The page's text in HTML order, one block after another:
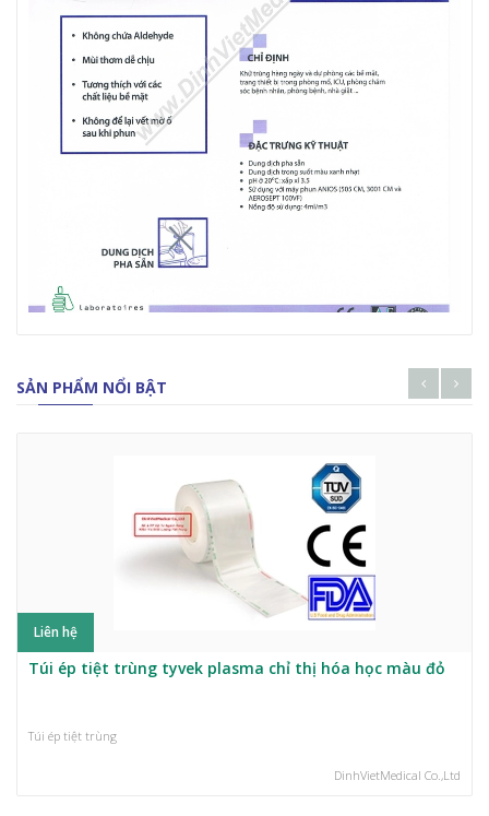
SẢN PHẨM NỔI BẬT
Liên hệ
Túi ép tiệt trùng tyvek plasma chỉ thị hóa học màu đỏ
Túi ép tiệt trùng
DinhVietMedical Co.,Ltd